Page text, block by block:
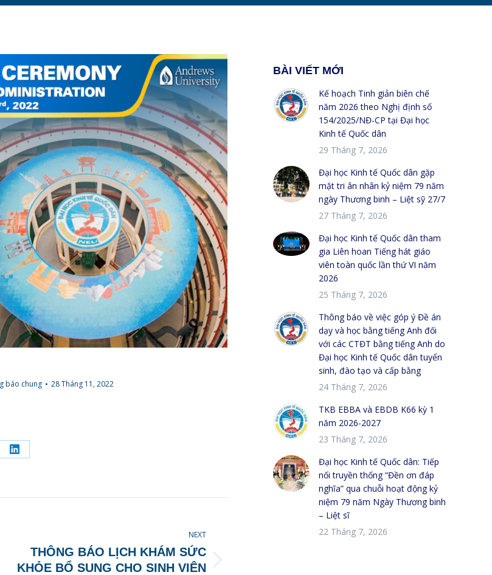
báo chung 28 Tháng 11, 2022
Share
NEXT
THÔNG BÁO LỊCH KHÁM SỨC
KHỎE BỔ SUNG CHO SINH VIÊN
BÀI VIẾT MỚI
Kế hoạch Tinh giản biên chế
năm 2026 theo Nghị định số
154/2025/NĐ-CP tại Đại học
Kinh tế Quốc dân
29 Tháng 7, 2026
Đại học Kinh tế Quốc dân gặp
mặt tri ân nhân kỷ niệm 79 năm
ngày Thương binh – Liệt sỹ 27/7
27 Tháng 7, 2026
Đại học Kinh tế Quốc dân tham
gia Liên hoan Tiếng hát giáo
viên toàn quốc lần thứ VI năm
2026
25 Tháng 7, 2026
Thông báo về việc góp ý Đề án
dạy và học bằng tiếng Anh đối
với các CTĐT bằng tiếng Anh do
Đại học Kinh tế Quốc dân tuyển
sinh, đào tạo và cấp bằng
24 Tháng 7, 2026
TKB EBBA và EBDB K66 kỳ 1
năm 2026-2027
23 Tháng 7, 2026
Đại học Kinh tế Quốc dân: Tiếp
nối truyền thống “Đền ơn đáp
nghĩa” qua chuỗi hoạt động kỷ
niệm 79 năm Ngày Thương binh
– Liệt sĩ
22 Tháng 7, 2026